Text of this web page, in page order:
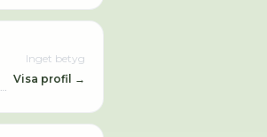
Inget betyg
Visa profil →